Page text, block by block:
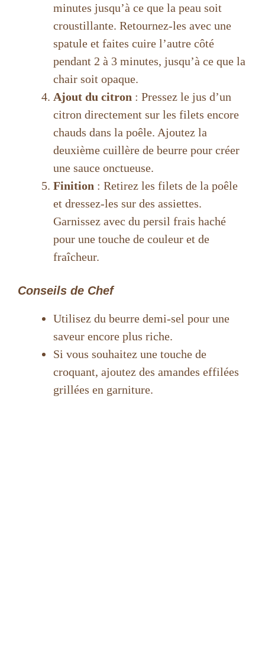
minutes jusqu’à ce que la peau soit
croustillante. Retournez-les avec une
spatule et faites cuire l’autre côté
pendant 2 à 3 minutes, jusqu’à ce que la
chair soit opaque.
Ajout du citron : Pressez le jus d’un
citron directement sur les filets encore
chauds dans la poêle. Ajoutez la
deuxième cuillère de beurre pour créer
une sauce onctueuse.
Finition : Retirez les filets de la poêle
et dressez-les sur des assiettes.
Garnissez avec du persil frais haché
pour une touche de couleur et de
fraîcheur.
Conseils de Chef
Utilisez du beurre demi-sel pour une
saveur encore plus riche.
Si vous souhaitez une touche de
croquant, ajoutez des amandes effilées
grillées en garniture.